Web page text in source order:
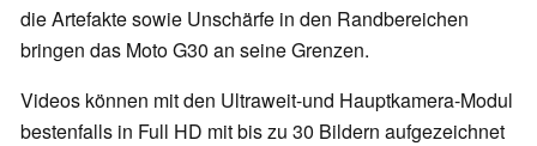
die Artefakte sowie Unschärfe in den Randbereichen
bringen das Moto G30 an seine Grenzen.
Videos können mit den Ultraweit-und Hauptkamera-Modul
bestenfalls in Full HD mit bis zu 30 Bildern aufgezeichnet